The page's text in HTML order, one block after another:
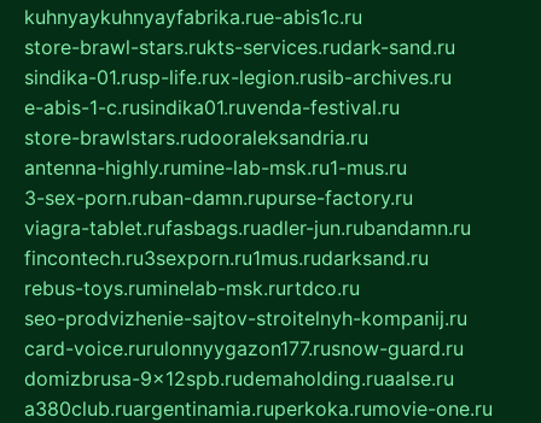
kuhnyaykuhnyayfabrika.rue-abis1c.ru
store-brawl-stars.rukts-services.rudark-sand.ru
sindika-01.rusp-life.rux-legion.rusib-archives.ru
e-abis-1-c.rusindika01.ruvenda-festival.ru
store-brawlstars.rudooraleksandria.ru
antenna-highly.rumine-lab-msk.ru1-mus.ru
3-sex-porn.ruban-damn.rupurse-factory.ru
viagra-tablet.rufasbags.ruadler-jun.rubandamn.ru
fincontech.ru3sexporn.ru1mus.rudarksand.ru
rebus-toys.ruminelab-msk.rurtdco.ru
seo-prodvizhenie-sajtov-stroitelnyh-kompanij.ru
card-voice.rurulonnyygazon177.rusnow-guard.ru
domizbrusa-9x12spb.rudemaholding.ruaalse.ru
a380club.ruargentinamia.ruperkoka.rumovie-one.ru